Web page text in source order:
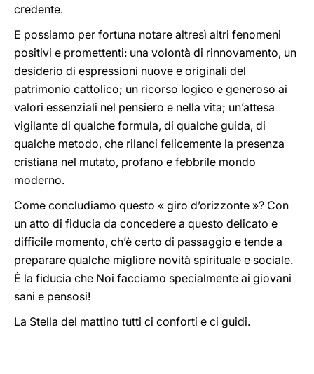
credente.
E possiamo per fortuna notare altresì altri fenomeni
positivi e promettenti: una volontà di rinnovamento, un
desiderio di espressioni nuove e originali del
patrimonio cattolico; un ricorso logico e generoso ai
valori essenziali nel pensiero e nella vita; un’attesa
vigilante di qualche formula, di qualche guida, di
qualche metodo, che rilanci felicemente la presenza
cristiana nel mutato, profano e febbrile mondo
moderno.
Come concludiamo questo « giro d’orizzonte »? Con
un atto di fiducia da concedere a questo delicato e
difficile momento, ch’è certo di passaggio e tende a
preparare qualche migliore novità spirituale e sociale.
È la fiducia che Noi facciamo specialmente ai giovani
sani e pensosi!
La Stella del mattino tutti ci conforti e ci guidi.